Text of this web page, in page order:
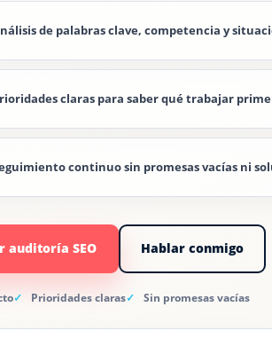
de palabras clave, competencia y
claras para saber qué trabajar
continuo sin promesas vacías ni
auditoría SEO Hablar conmigo
Prioridades claras Sin promesas vacías